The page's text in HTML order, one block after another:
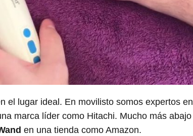
el lugar ideal. En movilisto somos expertos en
marca líder como Hitachi. Mucho más abajo
en una tienda como Amazon.